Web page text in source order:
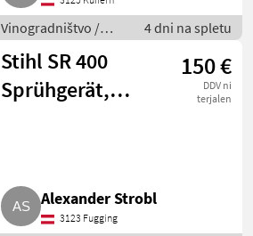
Vinogradništvo /
Drugi stroji za
vinogradništvo
4 dni na spletu
Stihl SR 400
Sprühgerät,
150 €
DDV ni
terjalen
Alexander Strobl
3123 Fugging